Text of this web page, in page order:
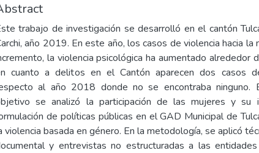
trabajo de investigación se desarrolló en el cantón
año 2019. En este año, los casos de violencia hacia la
la violencia psicológica ha aumentado alrededor
cuanto a delitos en el Cantón aparecen dos casos
al año 2018 donde no se encontraba ninguno.
se analizó la participación de las mujeres y su
de políticas públicas en el GAD Municipal de
violencia basada en género. En la metodología, se aplicó
y entrevistas no estructuradas a las